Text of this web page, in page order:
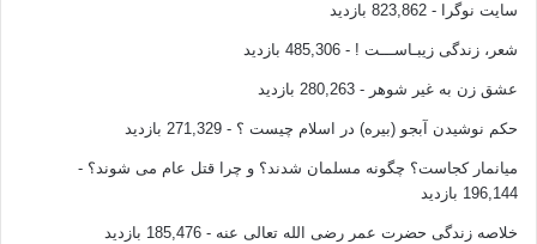
سایت نوگرا - 823,862 بازدید
شعر، زندگی زیبـاســـت ! - 485,306 بازدید
عشق زن به غیر شوهر - 280,263 بازدید
حکم نوشیدن آبجو (بیره) در اسلام چیست ؟ - 271,329 بازدید
میانمار کجاست؟ چگونه مسلمان شدند؟ و چرا قتل عام می شوند؟ -
196,144 بازدید
خلاصه زندگی حضرت عمر رضی الله تعالی عنه - 185,476 بازدید